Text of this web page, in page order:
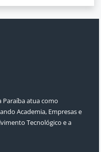
Paraíba atua como
Academia, Empresas e
Tecnológico e a